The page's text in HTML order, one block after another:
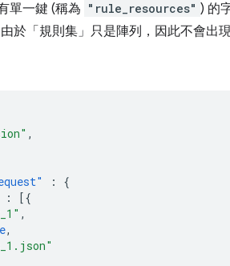
單一鍵 (稱為 "rule_resources" ) 的
於「規則集」只是陣列，因此不會出
,
:
{
:
[{
,
,